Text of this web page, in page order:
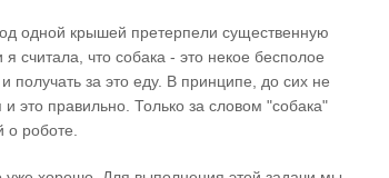
одной крышей претерпели существенную
что собака - это некое бесполое
получать за это еду. В принципе, до сих не
это правильно. Только за словом "собака"
о роботе.